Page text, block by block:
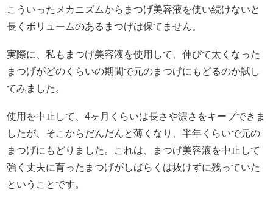
こういったメカニズムからまつげ美容液を使い続けないと
長くボリュームのあるまつげは保てません。
実際に、私もまつげ美容液を使用して、伸びて太くなった
まつげがどのくらいの期間で元のまつげにもどるのか試し
てみました。
使用を中止して、4ヶ月くらいは長さや濃さをキープできま
したが、そこからだんだんと薄くなり、半年くらいで元の
まつげにもどりました。これは、まつげ美容液を中止して
強く丈夫に育ったまつげがしばらくは抜けずに残っていた
ということです。